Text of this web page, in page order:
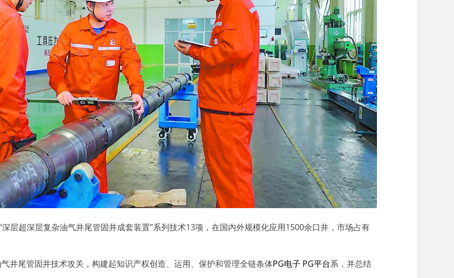
超深层复杂油气井尾管固井成套装置”系列技术13项，在国内外规模化应用1500余口井，市场占有
尾管固井技术攻关，构建起知识产权创造、运用、保护和管理全链条体PG电子 PG平台系，并总结